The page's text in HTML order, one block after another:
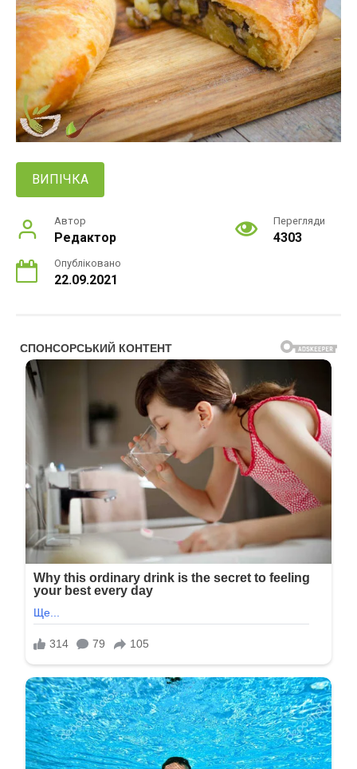
ВИПІЧКА
Автор
Редактор
Перегляди
4303
Опубліковано
22.09.2021